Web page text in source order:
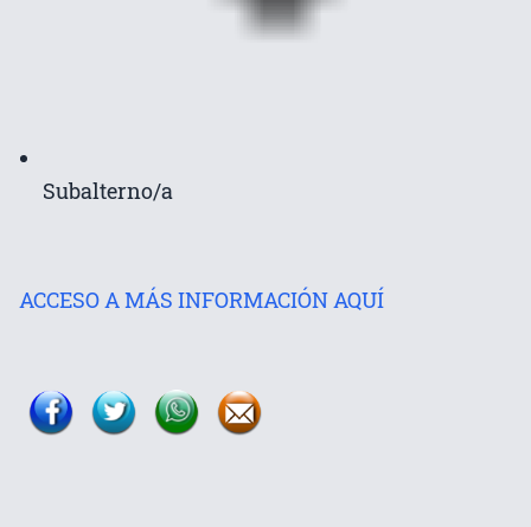
Subalterno/a
ACCESO A MÁS INFORMACIÓN AQUÍ